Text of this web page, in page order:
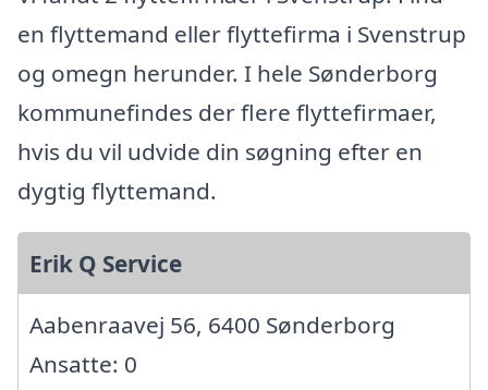
en flyttemand eller flyttefirma i Svenstrup
og omegn herunder. I hele Sønderborg
kommunefindes der flere flyttefirmaer,
hvis du vil udvide din søgning efter en
dygtig flyttemand.
Erik Q Service
Aabenraavej 56, 6400 Sønderborg
Ansatte: 0